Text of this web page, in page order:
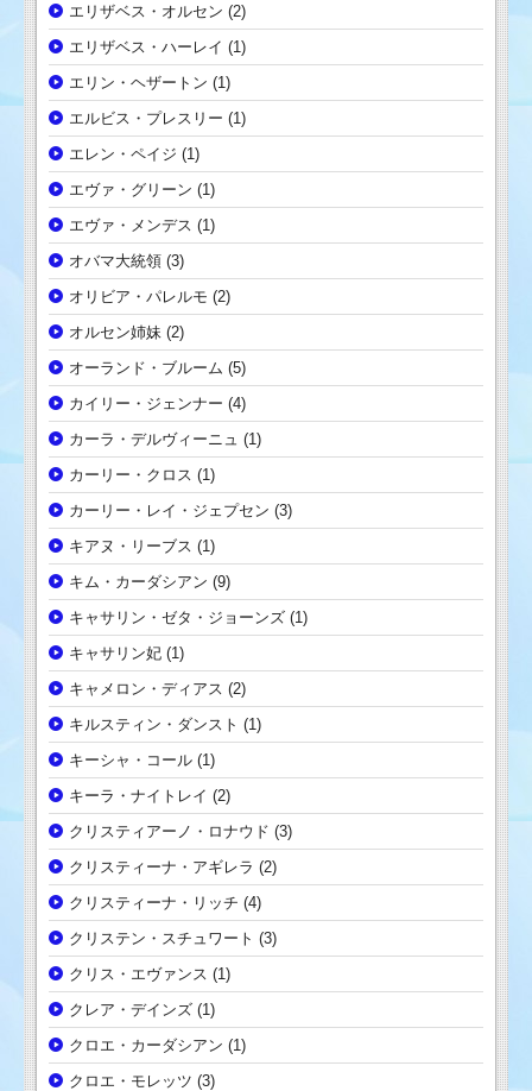
エリザベス・オルセン (2)
エリザベス・ハーレイ (1)
エリン・ヘザートン (1)
エルビス・プレスリー (1)
エレン・ペイジ (1)
エヴァ・グリーン (1)
エヴァ・メンデス (1)
オバマ大統領 (3)
オリビア・パレルモ (2)
オルセン姉妹 (2)
オーランド・ブルーム (5)
カイリー・ジェンナー (4)
カーラ・デルヴィーニュ (1)
カーリー・クロス (1)
カーリー・レイ・ジェプセン (3)
キアヌ・リーブス (1)
キム・カーダシアン (9)
キャサリン・ゼタ・ジョーンズ (1)
キャサリン妃 (1)
キャメロン・ディアス (2)
キルスティン・ダンスト (1)
キーシャ・コール (1)
キーラ・ナイトレイ (2)
クリスティアーノ・ロナウド (3)
クリスティーナ・アギレラ (2)
クリスティーナ・リッチ (4)
クリステン・スチュワート (3)
クリス・エヴァンス (1)
クレア・デインズ (1)
クロエ・カーダシアン (1)
クロエ・モレッツ (3)